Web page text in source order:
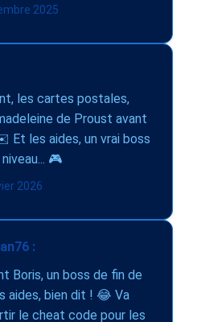
2025
les cartes postales,
de Proust avant
Et les aides, un vrai boss
🎮
2026
:
Boris, un boss de fin de
aides, bien dit ! 😂 Va
le cheat code pour les